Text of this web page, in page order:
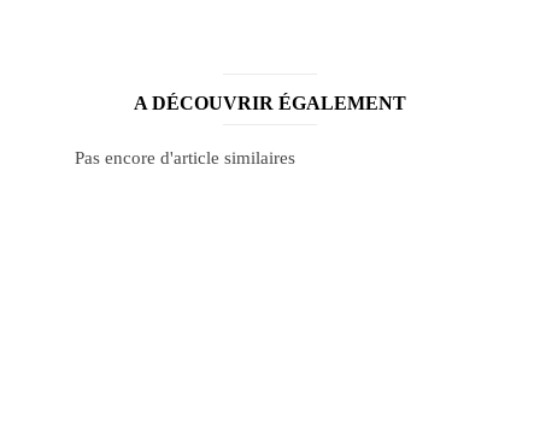
A DÉCOUVRIR ÉGALEMENT
Pas encore d'article similaires